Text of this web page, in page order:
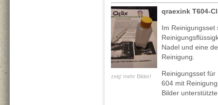
zeig' mehr Bilder!
qraexink T604-
Im Reinigungsset
Nadel und eine
Reinigung.
Reinigungsset
604 mit
Bilder